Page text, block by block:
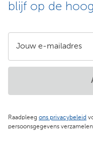
blijf op de
Jouw e-mailadres
Raadpleeg ons privacybeleid
persoonsgegevens